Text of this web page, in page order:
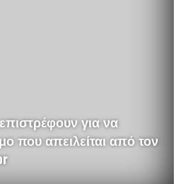
για να
που απειλείται από τον